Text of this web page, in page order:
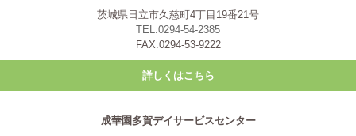
茨城県日立市久慈町4丁目19番21号
TEL.0294-54-2385
FAX.0294-53-9222
詳しくはこちら
成華園多賀デイサービスセンター